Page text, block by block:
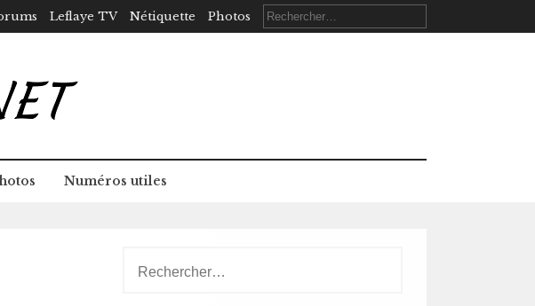
Leflaye TV Nétiquette Photos Rechercher :
Numéros utiles